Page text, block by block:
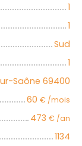
1
1
Sud
1
Saône 69400
60 € /mois
473 € /an
1134